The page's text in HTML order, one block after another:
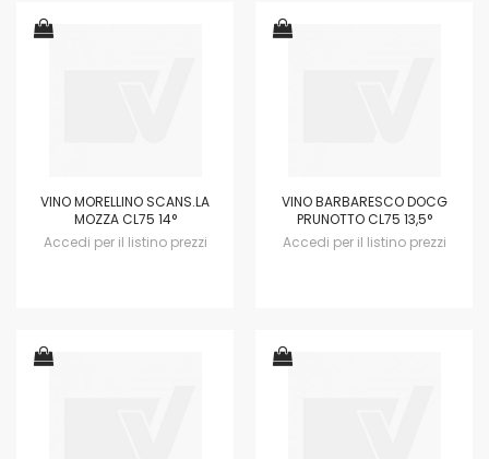
VINO MORELLINO SCANS.LA
MOZZA CL75 14°
Accedi per il listino prezzi
VINO BARBARESCO DOCG
PRUNOTTO CL75 13,5°
Accedi per il listino prezzi